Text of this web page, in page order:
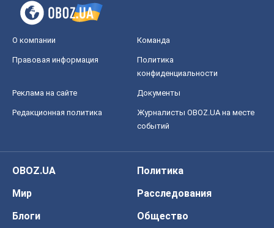
О компании Команда
Правовая информация
Политика
конфиденциальности
Реклама на сайте Документы
Редакционная политика
Журналисты OBOZ.UA на месте
событий
OBOZ.UA
Политика
Мир
Расследования
Блоги
Общество